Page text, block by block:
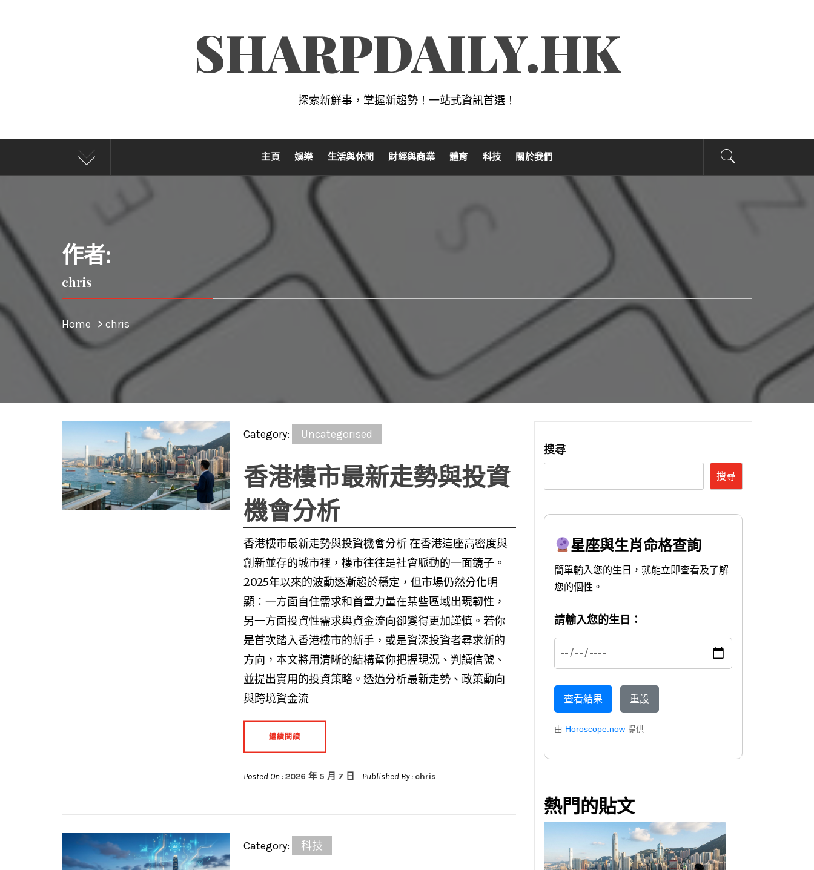
SHARPDAILY.HK
探索新鮮事，掌握新趨勢！一站式資訊首選！
主頁 娛樂 生活與休閒 財經與商業 體育 科技 關於我們
作者:
chris
Home chris
Category: Uncategorised
香港樓市最新走勢與投資
機會分析
香港樓市最新走勢與投資機會分析 在香港這座高密度與
創新並存的城市裡，樓市往往是社會脈動的一面鏡子。
2025年以來的波動逐漸趨於穩定，但市場仍然分化明
顯：一方面自住需求和首置力量在某些區域出現韌性，
另一方面投資性需求與資金流向卻變得更加謹慎。若你
是首次踏入香港樓市的新手，或是資深投資者尋求新的
方向，本文將用清晰的結構幫你把握現況、判讀信號、
並提出實用的投資策略。透過分析最新走勢、政策動向
與跨境資金流
繼續閱讀
Posted On :2026 年 5 月 7 日 Published By : chris
Category: 科技
搜尋
搜尋
星座與生肖命格查詢
簡單輸入您的生日，就能立即查看及了解
您的個性。
請輸入您的生日：
查看結果 重設
由 Horoscope.now提供
熱門的貼文